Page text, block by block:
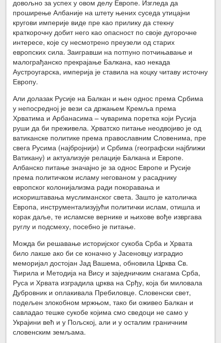
довољно за успех у овом делу Европе. Изгледа да
проширење Албаније на штету њених суседа утицајни
кругови империје виде пре као прилику да стекну
краткорочну добит него као опасност по своје дугорочне
интересе, које су несмотрено преузели од старих
европских сила. Заигравши на потпуно потчињавање и
малограђанско прекрајање Балкана, као некада
Аустроугарска, империја је ставила на коцку читаву источну
Европу.
Али долазак Русије на Балкан и њен однос према Србима
у непосредној је вези са држањем Кремља према
Хрватима и Арбанасима – чуварима поретка који Русија
руши да би преживела. Хрватско питање неодвојиво је од
ватиканске политике према православним Словенима, пре
свега Русима (најбројнији) и Србима (географски најближи
Ватикану) и актуализује релације Балкана и Европе.
Албанско питање значајно је за однос Европе и Русије
према политичком исламу негованом у расаднику
европског колонијализма ради покоравања и
искориштавања муслиманског света. Зашто је католичка
Европа, инструментализујући политички ислам, отишла и
корак даље, те исламске вернике и њихове вође извргава
руглу и подсмеху, посебно је питање.
Можда би решавање историјског сукоба Срба и Хрвата
било лакше ако би се коначно у Јасеновцу изградио
меморијал достојан Јад Вашема, обновила Црква Св.
Ћирила и Методија на Вису и заједничким снагама Срба,
Руса и Хрвата изградила црква на Срђу, која би миловала
Дубровник и оплакивала Пребиловце. Словенски свет,
подељен злокобном мржњом, тако би оживео Балкан и
савладао тешке сукобе којима смо сведоци не само у
Украјини већ и у Пољској, али и у осталим граничним
словенским земљама.